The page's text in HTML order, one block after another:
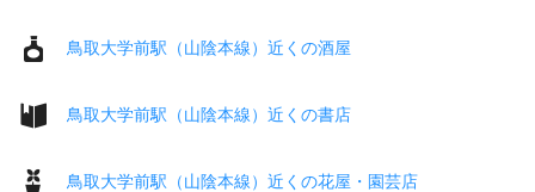
鳥取大学前駅（山陰本線）近くの酒屋
鳥取大学前駅（山陰本線）近くの書店
鳥取大学前駅（山陰本線）近くの花屋・園芸店